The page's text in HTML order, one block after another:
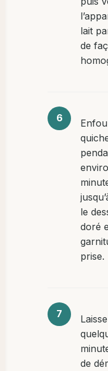
lait
de
le
doré
prise.
de